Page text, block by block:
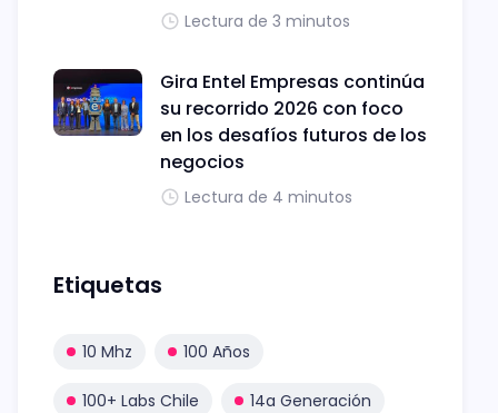
Lectura de 3 minutos
Gira Entel Empresas continúa
su recorrido 2026 con foco
en los desafíos futuros de los
negocios
Lectura de 4 minutos
Etiquetas
10 Mhz 100 Años
100+ Labs Chile 14a Generación